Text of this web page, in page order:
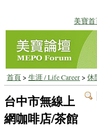
美寶
首頁> 生涯 / Life Career> 休
台中市無線上
網咖啡店/茶館